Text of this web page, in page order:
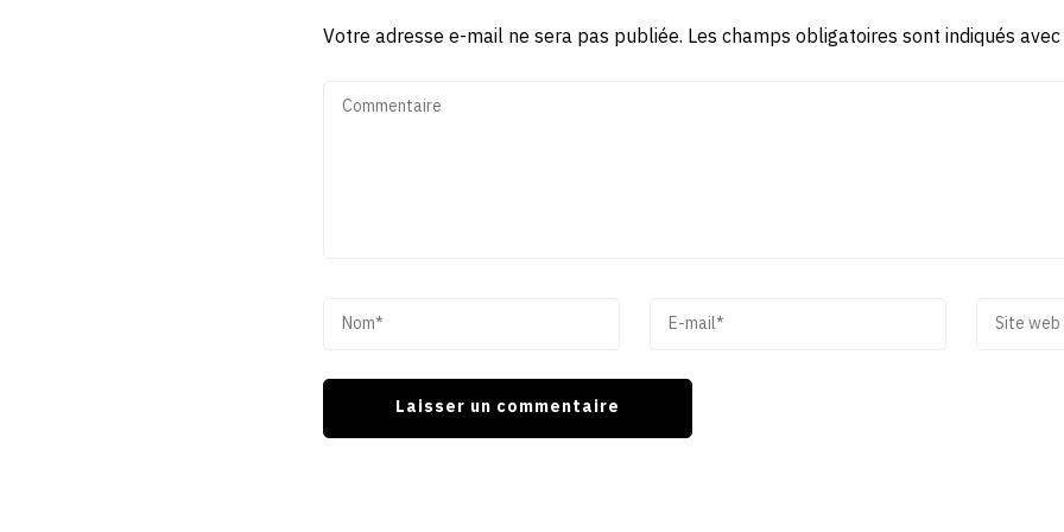
Votre adresse e-mail ne sera pas publiée. Les champs obligatoires sont indiqués avec